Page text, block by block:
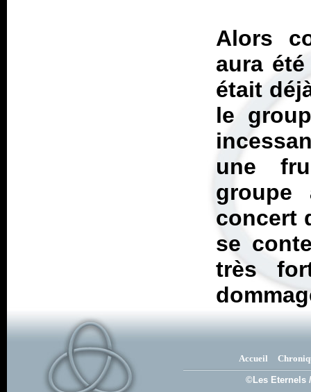
Alors
aura
était
le
une
groupe
concert
se
très
Accueil
©Les Eternels